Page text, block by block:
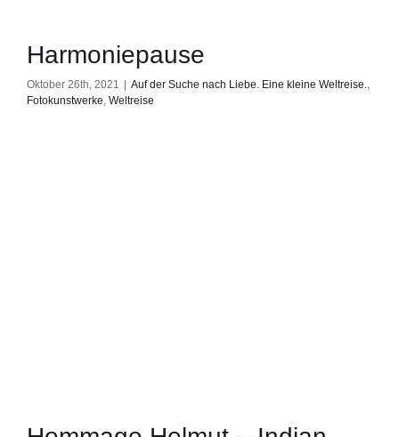
Harmoniepause
Oktober 26th, 2021 Auf der Suche nach Liebe. Eine kleine Weltreise.,
Fotokunstwerke, Weltreise